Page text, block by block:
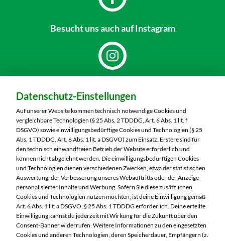
Besucht unsauch auf Instagram
MARKTKAUF Nobitz
Altenburger Straße 29
04603 Nobitz
Telefon:03447 51260
Markt ändern
Öffnungszeiten diese Woche:
Mo:
07:00 – 20:00 Uhr
Di:
07:00 – 20:00 Uhr
Mi:
07:00 – 20:00 Uhr
Datenschutz-Einstellungen
Auf unserer Website kommen technisch notwendige Cookies und
vergleichbare Technologien (§ 25 Abs. 2 TDDDG, Art. 6 Abs. 1 lit. f
DSGVO) sowie einwilligungsbedürftige Cookies und Technologien (§ 25
Abs. 1 TDDDG, Art. 6 Abs. 1 lit. a DSGVO) zum Einsatz. Erstere sind für
den technisch einwandfreien Betrieb der Website erforderlich und
können nicht abgelehnt werden. Die einwilligungsbedürftigen Cookies
und Technologien dienen verschiedenen Zwecken, etwa der statistischen
Auswertung, der Verbesserung unseres Webauftritts oder der Anzeige
personalisierter Inhalte und Werbung. Sofern Sie diese zusätzlichen
Cookies und Technologien nutzen möchten, ist deine Einwilligung gemäß
Art. 6 Abs. 1 lit. a DSGVO, § 25 Abs. 1 TDDDG erforderlich. Deine erteilte
Einwilligung kannst du jederzeit mit Wirkung für die Zukunft über den
Consent-Banner widerrufen. Weitere Informationen zu den eingesetzten
Cookies und anderen Technologien, deren Speicherdauer, Empfängern (z.